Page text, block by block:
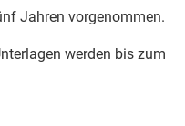
Jahren vorgenommen.
werden bis zum